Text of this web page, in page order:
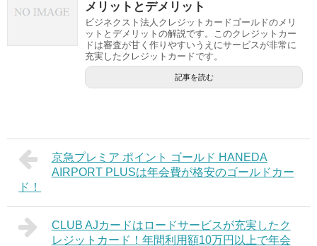
メリットとデメリット
ビジネクスト法人クレジットカードゴールドのメリ
ットとデメリットの解説です。このクレジットカー
ドは審査が甘く作りやすいうえにサービスが非常に
充実したクレジットカードです。
記事を読む
京急プレミア ポイント ゴールド HANEDA
AIRPORT PLUSは年会費が格安のゴールドカー
ド！
CLUB AJカードはロードサービスが充実したク
レジットカード！年間利用額10万円以上で年会